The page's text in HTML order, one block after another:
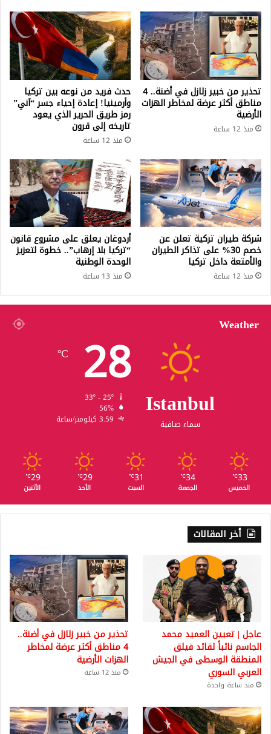
تحذير من خبير زلازل في أضنة.. 4
مناطق أكثر عرضة لمخاطر الهزات
الأرضية
منذ 12 ساعة
حدث فريد من نوعه بين تركيا
وأرمينيا! إعادة إحياء جسر “آني”
رمز طريق الحرير الذي يعود
تاريخه إلى قرون
منذ 12 ساعة
شركة طيران تركية تعلن عن
خصم 30% على تذاكر الطيران
والأمتعة داخل تركيا
منذ 12 ساعة
أردوغان يعلق على مشروع قانون
“تركيا بلا إرهاب”.. خطوة لتعزيز
الوحدة الوطنية
منذ 13 ساعة
Weather
Istanbul
سماء صافية
28
℃
56%
3.59 كيلومتر/ساعة
33
℃
الخميس
34
℃
الجمعة
31
℃
السبت
29
℃
الأحد
29
℃
الأثنين
أخر المقالات
عاجل | تعيين العميد محمد
الجاسم نائباً لقائد فيلق
المنطقة الوسطى في الجيش
العربي السوري
منذ ساعة واحدة
تحذير من خبير زلازل في أضنة..
4 مناطق أكثر عرضة لمخاطر
الهزات الأرضية
منذ 12 ساعة